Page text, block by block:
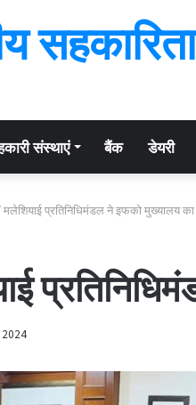
सहकारिता
संस्थाएं बैंक डेयरी
मलेशियाई प्रतिनिधिमंडल ने इफको मुख्यालय का
2024